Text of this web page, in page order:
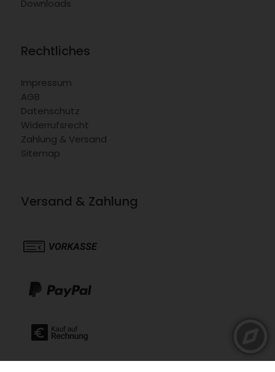
Downloads
Rechtliches
Impressum
AGB
Datenschutz
Widerrufsrecht
Zahlung & Versand
Sitemap
Versand & Zahlung